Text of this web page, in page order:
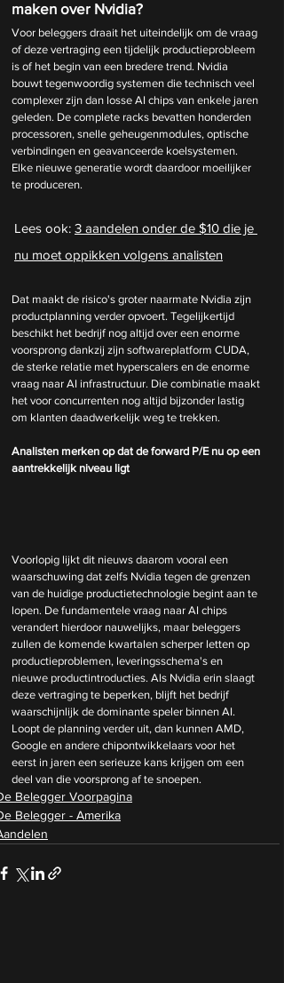
maken over Nvidia?
Voor beleggers draait het uiteindelijk om de vraag
of deze vertraging een tijdelijk productieprobleem
is of het begin van een bredere trend. Nvidia
bouwt tegenwoordig systemen die technisch veel
complexer zijn dan losse AI chips van enkele jaren
geleden. De complete racks bevatten honderden
processoren, snelle geheugenmodules, optische
verbindingen en geavanceerde koelsystemen.
Elke nieuwe generatie wordt daardoor moeilijker
te produceren.
Lees ook: 3 aandelen onder de $10 die je
nu moet oppikken volgens analisten
Dat maakt de risico's groter naarmate Nvidia zijn
productplanning verder opvoert. Tegelijkertijd
beschikt het bedrijf nog altijd over een enorme
voorsprong dankzij zijn softwareplatform CUDA,
de sterke relatie met hyperscalers en de enorme
vraag naar AI infrastructuur. Die combinatie maakt
het voor concurrenten nog altijd bijzonder lastig
om klanten daadwerkelijk weg te trekken.
Analisten merken op dat de forward P/E nu op een
aantrekkelijk niveau ligt
Voorlopig lijkt dit nieuws daarom vooral een
waarschuwing dat zelfs Nvidia tegen de grenzen
van de huidige productietechnologie begint aan te
lopen. De fundamentele vraag naar AI chips
verandert hierdoor nauwelijks, maar beleggers
zullen de komende kwartalen scherper letten op
productieproblemen, leveringsschema's en
nieuwe productintroducties. Als Nvidia erin slaagt
deze vertraging te beperken, blijft het bedrijf
waarschijnlijk de dominante speler binnen AI.
Loopt de planning verder uit, dan kunnen AMD,
Google en andere chipontwikkelaars voor het
eerst in jaren een serieuze kans krijgen om een
deel van die voorsprong af te snoepen.
Belegger Voorpagina
Belegger - Amerika